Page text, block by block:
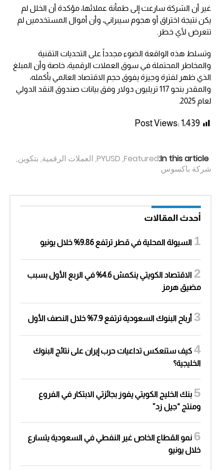
غير أن الشركة سارعت إلى طمأنة عملائها، مؤكدة أن الخلل لم
يكن نتيجة اختراق أو هجوم سيبراني، وأن أموال المستخدمين لم
تتعرض لأي خطر.
وتسلط هذه الواقعة الضوء مجدداً على التحديات التقنية
والمخاطر المحتملة في سوق العملات الرقمية، خاصة وأن المبلغ
الذي ظهر لفترة وجيزة يفوق حجم الاقتصاد العالمي بأكمله،
والمقدر بنحو 117 تريليون دولار وفق بيانات صندوق النقد الدولي
لعام 2025.
Post Views: 1٬439
In this article:
Featured
,
PYUSD
, العملات الرقمية, بتكوين,
شركة باكسوس
أحدث المقالات
السيولة المحلية في قطر ترتفع 9.86% خلال يونيو
الاقتصاد الكويتي ينكمش 4.6% في الربع الأول بسبب
مضيق هرمز
أرباح البنوك السعودية ترتفع 7.9% خلال النصف الأول
كيف ستنعكس تداعيات حرب إيران على نتائج البنوك
الخليجية؟
بنك الخليج الكويتي يفوز بجائزتي الابتكار في الفروع
ومنتج “جيل زد”
نمو القطاع الخاص غير النفطي في السعودية يتسارع
خلال يونيو